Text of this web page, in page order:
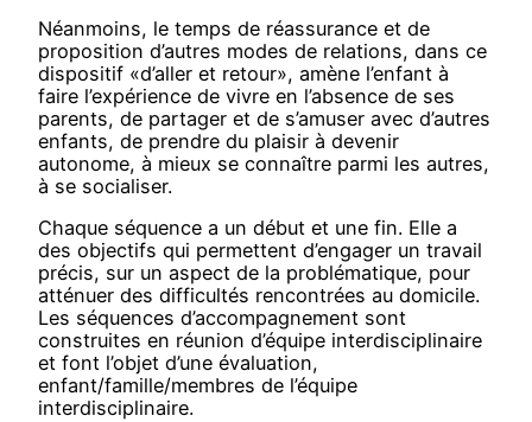
Néanmoins, le temps de réassurance et de
proposition d’autres modes de relations, dans ce
dispositif «d’aller et retour», amène l’enfant à
faire l’expérience de vivre en l’absence de ses
parents, de partager et de s’amuser avec d’autres
enfants, de prendre du plaisir à devenir
autonome, à mieux se connaître parmi les autres,
à se socialiser.
Chaque séquence a un début et une fin. Elle a
des objectifs qui permettent d’engager un travail
précis, sur un aspect de la problématique, pour
atténuer des difficultés rencontrées au domicile.
Les séquences d’accompagnement sont
construites en réunion d’équipe interdisciplinaire
et font l’objet d’une évaluation,
enfant/famille/membres de l’équipe
interdisciplinaire.